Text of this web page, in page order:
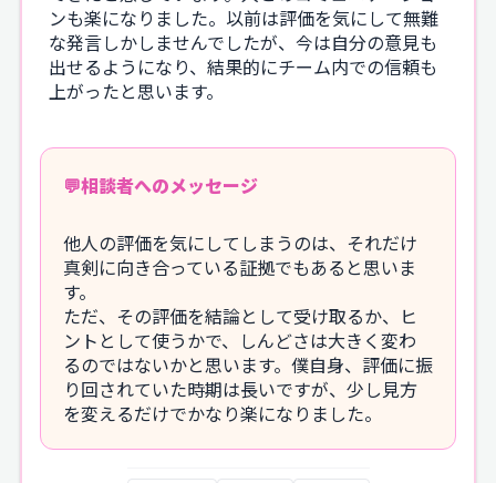
ンも楽になりました。以前は評価を気にして無難
な発言しかしませんでしたが、今は自分の意見も
出せるようになり、結果的にチーム内での信頼も
上がったと思います。
相談者へのメッセージ
他人の評価を気にしてしまうのは、それだけ
真剣に向き合っている証拠でもあると思いま
す。
ただ、その評価を結論として受け取るか、ヒ
ントとして使うかで、しんどさは大きく変わ
るのではないかと思います。僕自身、評価に振
り回されていた時期は長いですが、少し見方
を変えるだけでかなり楽になりました。